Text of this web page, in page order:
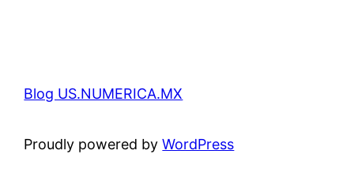
Blog US.NUMERICA.MX
Proudly powered byWordPress